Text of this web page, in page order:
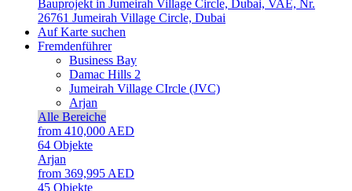
Bauprojekt in Jumeirah Village Circle, Dubai, VAE, Nr.
26761 Jumeirah Village Circle, Dubai
Auf Karte suchen
Fremdenführer
Business Bay
Damac Hills 2
Jumeirah Village CIrcle (JVC)
Arjan
Alle Bereiche
from 410,000 AED
64 Objekte
Arjan
from 369,995 AED
45 Objekte